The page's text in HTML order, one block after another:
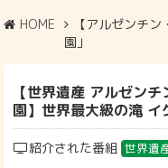
HOME
【アルゼンチ
園」
【世界遺産 アルゼン
園】世界最大級の滝
紹介された番組 世界遺